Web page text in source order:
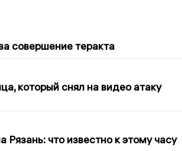
совершение теракта
который снял на видео атаку
что известно к этому часу